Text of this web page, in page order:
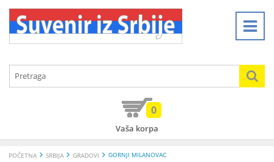
Vaša korpa
0
POČETNA SRBIJA GRADOVI GORNJI MILANOVAC